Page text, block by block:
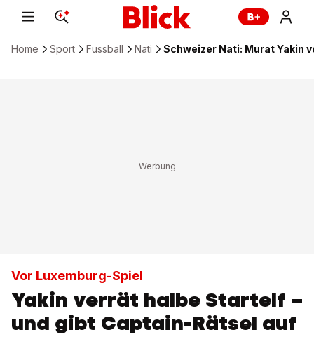
Home Sport Fussball Nati Schweizer Nati: Murat Yakin
Vor Luxemburg-Spiel
Yakin verrät halbe Startelf –
und gibt Captain-Rätsel auf